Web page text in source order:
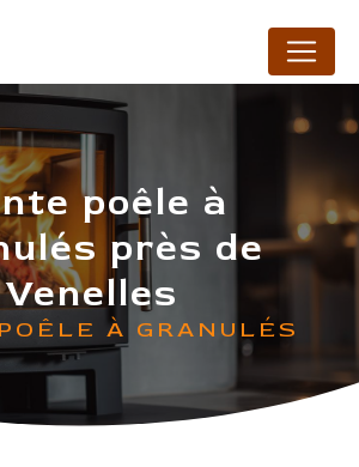
poêle à
près de
Venelles
À GRANULÉS